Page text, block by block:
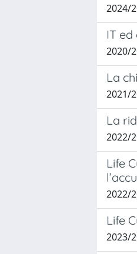
2024/
IT
2020/
La
2021/
La
2022/
Life
2022/
Life
2023/